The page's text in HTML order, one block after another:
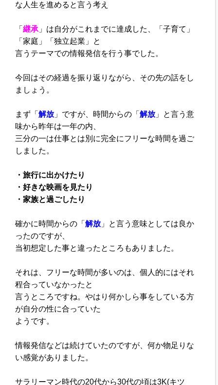
な人生を進めると言う考え
「継承 」は自分がこれまでに達成した、
「子育て」
「家庭」「独立起業」と
言うテーマでの情報発信を行う事でした。
今回はその経過を振り返りながら、 その先の話をし
ましょう。
まず「解放 」ですが、 時間からの「解放 」と言う意
味から昨年は一年の内、
三分の一は仕事とは別に完全にフリーな時間を過ご
しました。
・旅行に出かけたり
・好きな映画を見たり
・家族と過ごしたり
確かに時間からの「解放 」と言う意味としては良か
ったのですが、
当初想定した事と違ったところもありました。
それは、フリーな時間が多いのは、個人的にはそれ
程合っていなかったと
言うところですね。やはり何かしら事をしている方
が自分の性に合っていた
ようです。
情報発信などは続けていたのですが、何か物足りな
い感覚がありました。
サラリーマン時代の20代から30代の頃は3K(キツ